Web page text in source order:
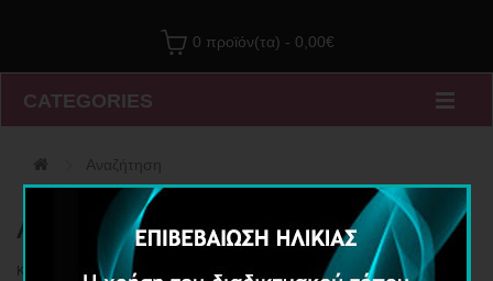
0 προϊόν(τα) - 0,00€
CATEGORIES
Αναζήτηση
Αναζήτηση
Κριτήρια Αναζήτησης